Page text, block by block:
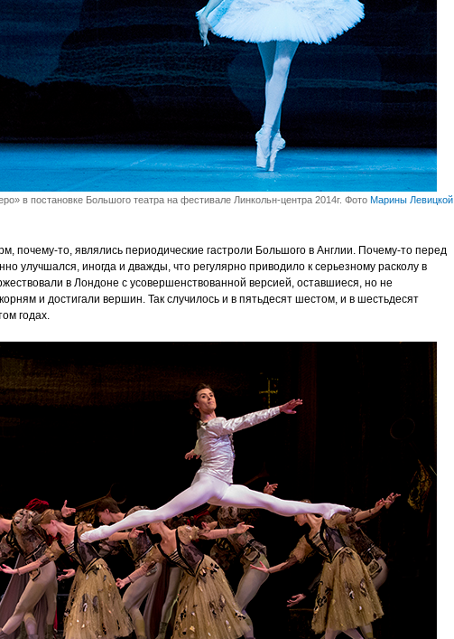
в постановке Большого театра на фестивале Линкольн-центра 2014г. Фото Марины Левицкой
почему-то, являлись периодические гастроли Большого в Англии. Почему-то перед
улучшался, иногда и дважды, что регулярно приводило к серьезному расколу в
в Лондоне с усовершенствованной версией, оставшиеся, но не
и достигали вершин. Так случилось и в пятьдесят шестом, и в шестьдесят
годах.